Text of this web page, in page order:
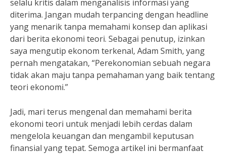
selalu kritis dalam menganalisis informasi yang
diterima. Jangan mudah terpancing dengan headline
yang menarik tanpa memahami konsep dan aplikasi
dari berita ekonomi teori. Sebagai penutup, izinkan
saya mengutip ekonom terkenal, Adam Smith, yang
pernah mengatakan, “Perekonomian sebuah negara
tidak akan maju tanpa pemahaman yang baik tentang
teori ekonomi.”
Jadi, mari terus mengenal dan memahami berita
ekonomi teori untuk menjadi lebih cerdas dalam
mengelola keuangan dan mengambil keputusan
finansial yang tepat. Semoga artikel ini bermanfaat